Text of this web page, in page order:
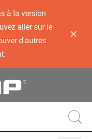
à la version
aller sur le
d'autres